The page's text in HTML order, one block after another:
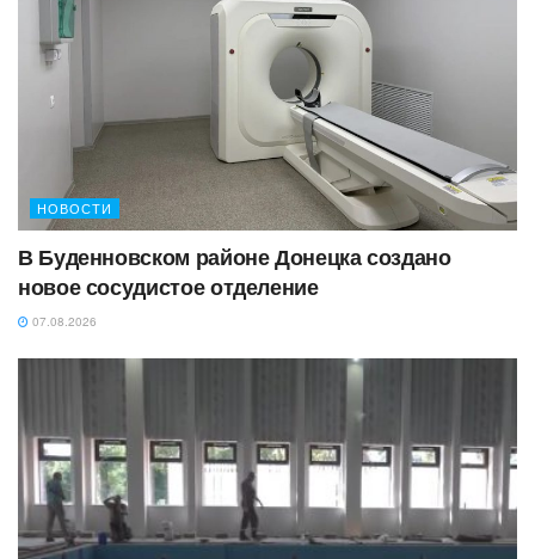
НОВОСТИ
В Буденновском районе Донецка создано
новое сосудистое отделение
07.08.2026